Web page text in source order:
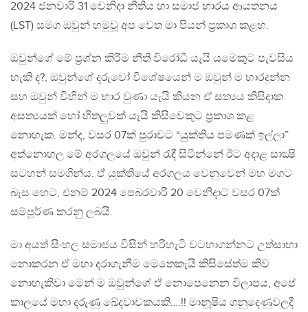
2024 ජනවාරි 31 වෙනිදා නීතිය හා සමාජ භාරය ආයතනය
(LST) සමග ඔවුන් හමුවූ අප වෙත මා පියන් ප්‍රකාශ කළහ.
ඔවුන්ගේ මේ ප්‍රශ්න කිරීම නීති විරෝධී යැයි යමෙකුට පැවසිය
හැකි ද?, ඔවුන්ගේ දරුවෝ විශේෂයෙන් ම ඔවුන් ම භාරදුන්න
සහ ඔවුන් විහින් ම භාර වුණා යැයි කියන ඒ සත්‍යය කිසිදාක
අසත්‍යයක් හෝ හිතලුවක් යැයි කිසිවෙකුට ප්‍රකාශ කළ
නොහැක. මන්ද, වසර 07ක් පුරාවට “යුක්තිය පමණක් ඉල්ලා”
අත්නොහල මේ අරගලයේ ඔවුන් රැඳී සිටින්නේ ඊට අදාළ සාක්‍ෂි
සටහන් සමගින්ය. ඒ යුක්තියේ අරගලය වෙනුවෙන් මහ මගට
බැස හෙට, එනම් 2024 පෙබරවාරි 20 වෙනිදාට වසර 07ක්
සම්පූර්ණ කරනු ලබයි.
මා අයත් සිංහල සමාජය විසින් හරිහැටි වටහාගන්නට උත්සාහා
නොකරන ඒ මහා දරාගැනීම මෙතෙකැයි කිසිසේත්ම කිව
නොහැකිවා මෙන් ම ඔවුන්ගේ ඒ නොපෙනෙන විලාපය, අපේ
කාලයේ මහා දරුණු ඛේදවාචකයකි….!! මානූෂිය ගනුදෙණුවලදී